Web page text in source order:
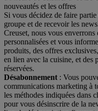
nouveautés et les offres
Si vous décidez de faire
groupe et de recevoir les
Creuset, nous vous
personnalisées et vous
produits, des offres
en lien avec la cuisine, et des
réservées.
Désabonnement : Vous
communications marketing à
les méthodes indiquées dans
pour vous désinscrire de la